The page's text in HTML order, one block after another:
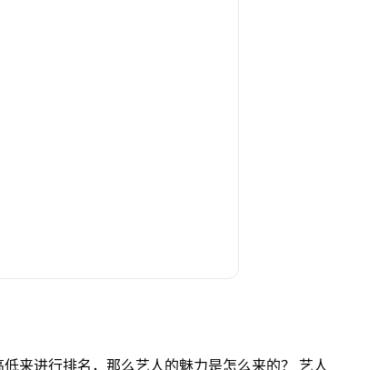
来进行排名，那么艺人的魅力是怎么来的？ 艺人